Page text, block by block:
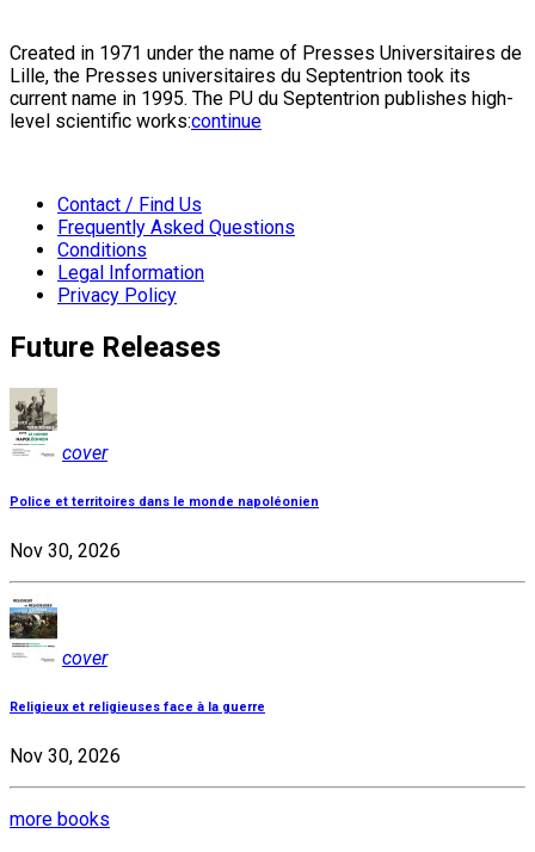
Created in 1971 under the name of Presses Universitaires de
Lille, the Presses universitaires du Septentrion took its
current name in 1995. The PU du Septentrion publishes high-
level scientific works:continue
Contact / Find Us
Frequently Asked Questions
Conditions
Legal Information
Privacy Policy
Future Releases
cover
Police et territoires dans le monde napoléonien
Nov 30, 2026
cover
Religieux et religieuses face à la guerre
Nov 30, 2026
more books